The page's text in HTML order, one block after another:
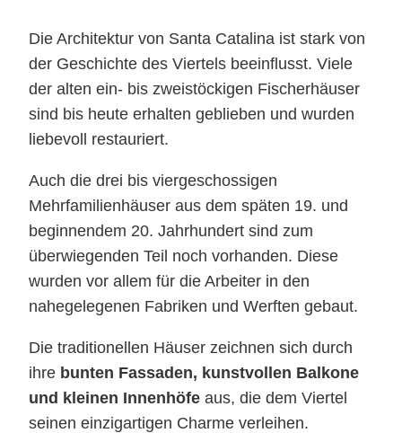
Die Architektur von Santa Catalina ist stark von
der Geschichte des Viertels beeinflusst. Viele
der alten ein- bis zweistöckigen Fischerhäuser
sind bis heute erhalten geblieben und wurden
liebevoll restauriert.
Auch die drei bis viergeschossigen
Mehrfamilienhäuser aus dem späten 19. und
beginnendem 20. Jahrhundert sind zum
überwiegenden Teil noch vorhanden. Diese
wurden vor allem für die Arbeiter in den
nahegelegenen Fabriken und Werften gebaut.
Die traditionellen Häuser zeichnen sich durch
ihre bunten Fassaden, kunstvollen Balkone
und kleinen Innenhöfe aus, die dem Viertel
seinen einzigartigen Charme verleihen.